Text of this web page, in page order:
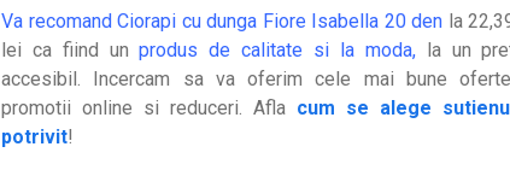
Va recomand Ciorapi cu dunga Fiore Isabella 20 den la
lei ca fiind unprodus de calitate si la moda,la un
accesibil. Incercam sa va oferim cele mai bune
promotii online si reduceri. Afla cum se alege
potrivit!